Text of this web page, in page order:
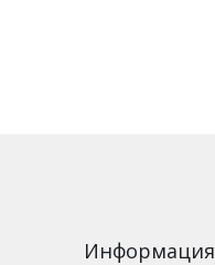
Информация